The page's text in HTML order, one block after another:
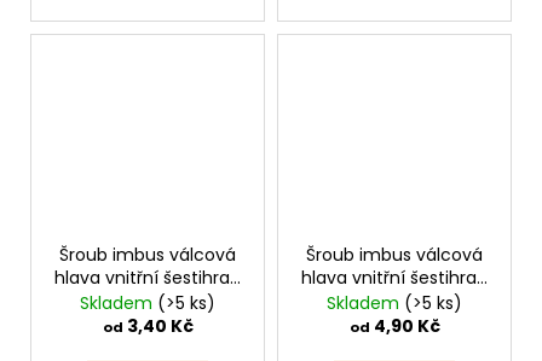
Šroub imbus válcová
hlava vnitřní šestihran
M8 nerez
Skladem (>5 ks)
od 3,40 Kč
Šroub imbus válcová
hlava vnitřní šestihran
M10 nerez
Skladem (>5 ks)
od 4,90 Kč